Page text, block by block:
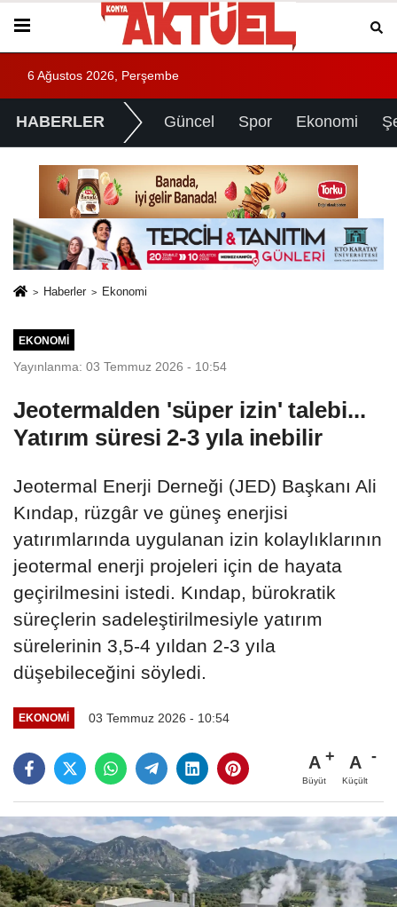
6 Ağustos 2026, Perşembe
HABERLER Güncel Spor Ekonomi
Haberler Ekonomi
EKONOMI
Yayınlanma: 03 Temmuz 2026 - 10:54
Jeotermalden 'süper izin' talebi...
Yatırım süresi 2-3 yıla inebilir
Jeotermal Enerji Derneği (JED) Başkanı Ali
Kındap, rüzgâr ve güneş enerjisi
yatırımlarında uygulanan izin kolaylıklarının
jeotermal enerji projeleri için de hayata
geçirilmesini istedi. Kındap, bürokratik
süreçlerin sadeleştirilmesiyle yatırım
sürelerinin 3,5-4 yıldan 2-3 yıla
düşebileceğini söyledi.
EKONOMI 03 Temmuz 2026 - 10:54
A
Büyüt
A
Küçült